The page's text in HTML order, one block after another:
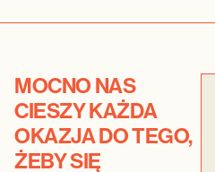
MOCNO NAS
CIESZY KAŻDA
OKAZJA DO TEGO,
ŻEBY SIĘ